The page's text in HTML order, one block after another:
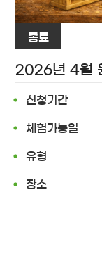
종료
2026년 4월
신청기간
체험가능일
유형
장소